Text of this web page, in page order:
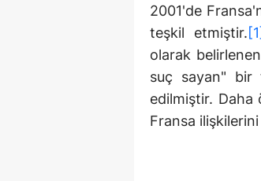
2001'de
teşkil etmiştir.[1]
olarak
suç sayan" bir
edilmiştir. Daha
Fransa